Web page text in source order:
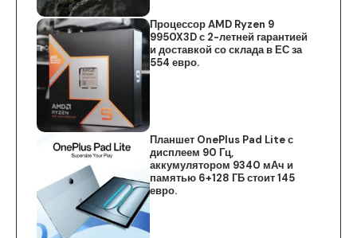
Процессор AMD Ryzen 9
9950X3D с 2-летней гарантией
и доставкой со склада в ЕС за
554 евро.
Планшет OnePlus Pad Lite с
дисплеем 90 Гц,
аккумулятором 9340 мАч и
памятью 6+128 ГБ стоит 145
евро.